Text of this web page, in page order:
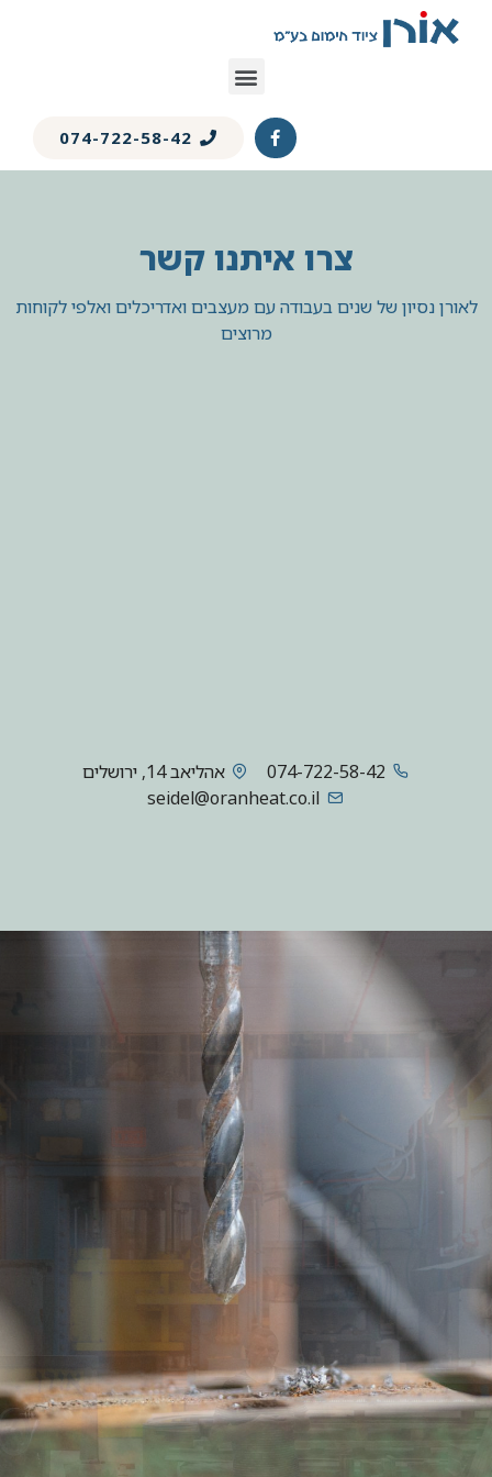
074-722-58-42
צרו איתנו קשר
לאורן נסיון של שנים בעבודה עם מעצבים ואדריכלים ואלפי לקוחות
מרוצים
074-722-58-42
אהליאב 14, ירושלים
seidel@oranheat.co.il